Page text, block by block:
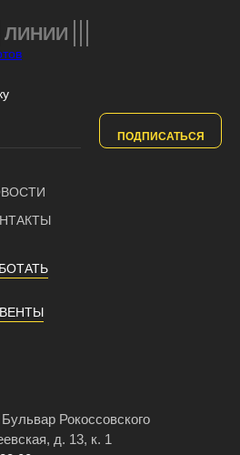
ЛИНИИ
ПОДПИСАТЬСЯ
Рокоссовского
д. 13, к. 1